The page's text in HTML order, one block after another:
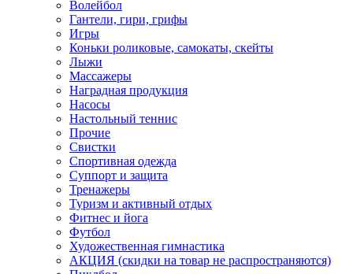
Волейбол
Гантели, гири, грифы
Игры
Коньки роликовые, самокаты, скейты
Лыжи
Массажеры
Наградная продукция
Насосы
Настольный теннис
Прочие
Свистки
Спортивная одежда
Суппорт и защита
Тренажеры
Туризм и активный отдых
Фитнес и йога
Футбол
Художественная гимнастика
АКЦИЯ (скидки на товар не распространяются)